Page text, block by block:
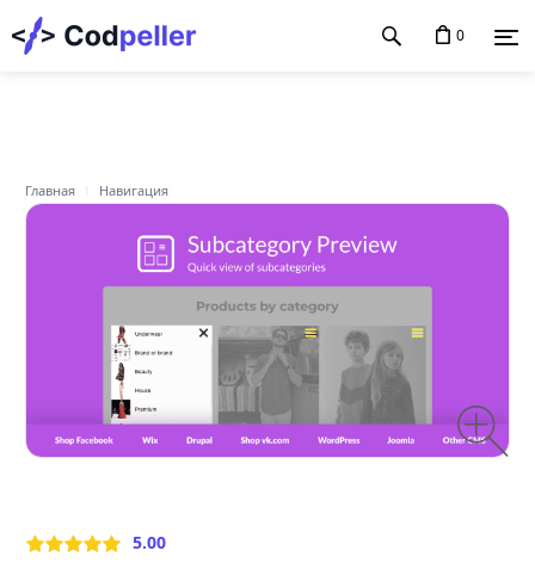
0
Главная Навигация
5.00